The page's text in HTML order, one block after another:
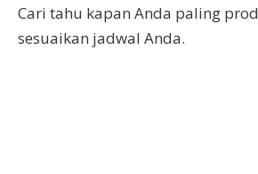
Cari tahu kapan Anda paling
sesuaikan jadwal Anda.